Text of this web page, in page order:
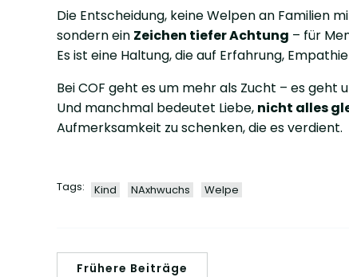
Die Entscheidung, keine Welpen an Familien
sondern ein Zeichen tiefer Achtung – für
Es ist eine Haltung, die auf Erfahrung,
Bei COF geht es um mehr als Zucht – es geht
Und manchmal bedeutet Liebe, nicht alles
Aufmerksamkeit zu schenken, die es verdient.
Tags: Kind NAxhwuchs Welpe
Frühere Beiträge